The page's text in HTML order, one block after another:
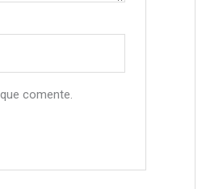
comente.